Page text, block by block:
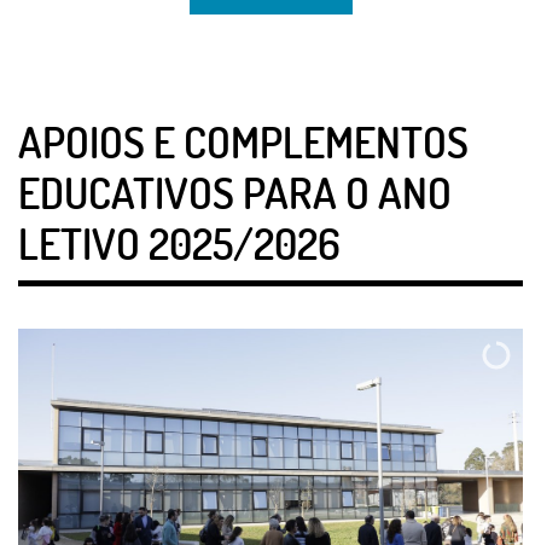
APOIOS E COMPLEMENTOS
EDUCATIVOS PARA O ANO
LETIVO 2025/2026